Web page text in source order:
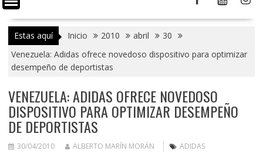
Estas aquí Inicio 2010 abril
30
Venezuela: Adidas ofrece novedoso dispositivo para optimizar
desempeño de deportistas
VENEZUELA: ADIDAS OFRECE NOVEDOSO
DISPOSITIVO PARA OPTIMIZAR DESEMPEÑO
DE DEPORTISTAS
30/04/2010 ALBERTO MARÍN MORÁN ADIDAS